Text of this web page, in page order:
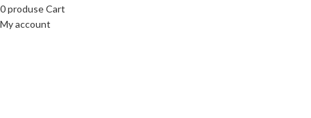
0produseCart
My account